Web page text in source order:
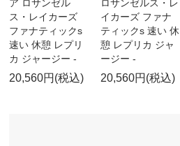
ア ロサンゼル
ス・レイカーズ
ファナティックs
速い 休憩 レプリ
カ ジャージー -
20,560円(税込)
ロサンゼルス・レ
イカーズ ファナ
ティックs 速い 休
憩 レプリカ ジャ
ージー -
20,560円(税込)